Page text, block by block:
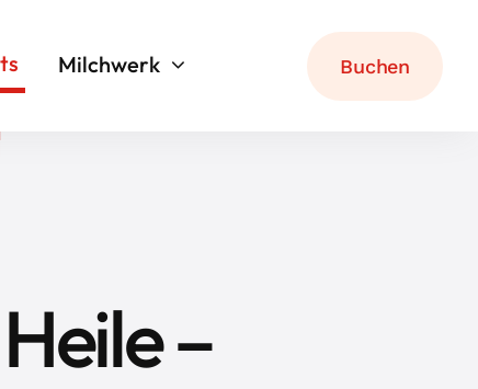
Milchwerk Buchen
–